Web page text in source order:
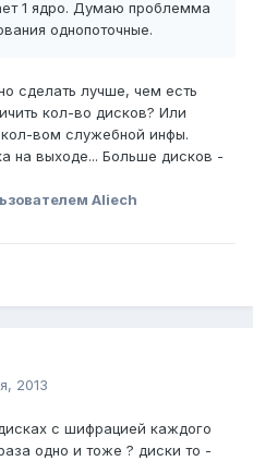
1 ядро. Думаю проблемма
однопоточные.
сделать лучше, чем есть
кол-во дисков? Или
вом служебной инфы.
на выходе... Больше дисков -
Aliech
2013
с шифрацией каждого
одно и тоже ? диски то -